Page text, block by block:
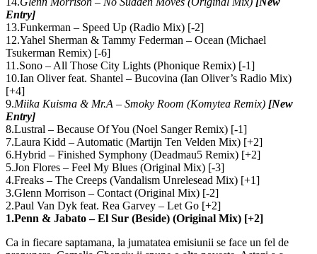
Entry]
13.Funkerman – Speed Up (Radio Mix) [-2]
12.Yahel Sherman & Tammy Federman – Ocean (Michael
Tsukerman Remix) [-6]
11.Sono – All Those City Lights (Phonique Remix) [-1]
10.Ian Oliver feat. Shantel – Bucovina (Ian Oliver’s Radio Mix)
[+4]
9.Miika Kuisma & Mr.A – Smoky Room (Komytea Remix) [New
Entry]
8.Lustral – Because Of You (Noel Sanger Remix) [-1]
7.Laura Kidd – Automatic (Martijn Ten Velden Mix) [+2]
6.Hybrid – Finished Symphony (Deadmau5 Remix) [+2]
5.Jon Flores – Feel My Blues (Original Mix) [-3]
4.Freaks – The Creeps (Vandalism Unrelesead Mix) [+1]
3.Glenn Morrison – Contact (Original Mix) [-2]
2.Paul Van Dyk feat. Rea Garvey – Let Go [+2]
1.Penn & Jabato – El Sur (Beside) (Original Mix) [+2]
Ca in fiecare saptamana, la jumatatea emisiunii se face un fel de